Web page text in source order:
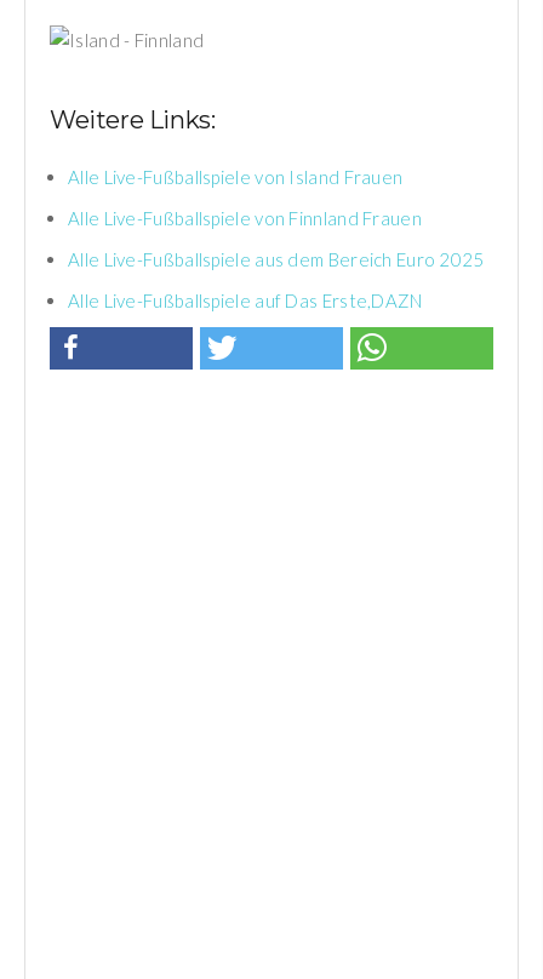
Weitere Links:
Alle Live-Fußballspiele von Island Frauen
Alle Live-Fußballspiele von Finnland Frauen
Alle Live-Fußballspiele aus dem Bereich Euro 2025
Alle Live-Fußballspiele auf Das Erste,DAZN